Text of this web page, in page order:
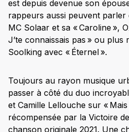
est depuis devenue son
rappeurs aussi peuvent parler
MC Solaar et sa « Caroline »,
J’te connaissais pas » ou plus
Soolking avec « Éternel ».
Toujours au rayon musique
passer à côté du duo
et Camille Lellouche sur « Mais
récompensée par la Victoire
chanson originale 2021. Une